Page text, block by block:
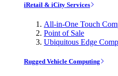
iRetail & iCity Services
All-in-One Touch
Point of Sale
Ubiquitous Edge
Rugged Vehicle Computing